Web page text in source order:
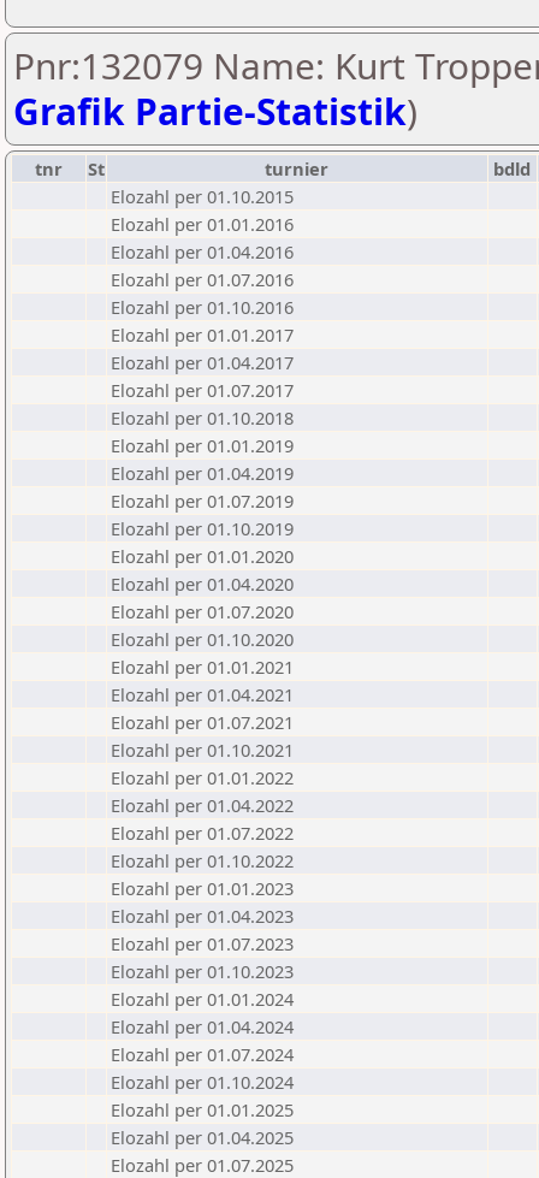
Pnr:132079 Name: Kurt
Grafik Partie-Statistik)
tnr St turnier
bdld
Elozahl per 01.10.2015
Elozahl per 01.01.2016
Elozahl per 01.04.2016
Elozahl per 01.07.2016
Elozahl per 01.10.2016
Elozahl per 01.01.2017
Elozahl per 01.04.2017
Elozahl per 01.07.2017
Elozahl per 01.10.2018
Elozahl per 01.01.2019
Elozahl per 01.04.2019
Elozahl per 01.07.2019
Elozahl per 01.10.2019
Elozahl per 01.01.2020
Elozahl per 01.04.2020
Elozahl per 01.07.2020
Elozahl per 01.10.2020
Elozahl per 01.01.2021
Elozahl per 01.04.2021
Elozahl per 01.07.2021
Elozahl per 01.10.2021
Elozahl per 01.01.2022
Elozahl per 01.04.2022
Elozahl per 01.07.2022
Elozahl per 01.10.2022
Elozahl per 01.01.2023
Elozahl per 01.04.2023
Elozahl per 01.07.2023
Elozahl per 01.10.2023
Elozahl per 01.01.2024
Elozahl per 01.04.2024
Elozahl per 01.07.2024
Elozahl per 01.10.2024
Elozahl per 01.01.2025
Elozahl per 01.04.2025
Elozahl per 01.07.2025